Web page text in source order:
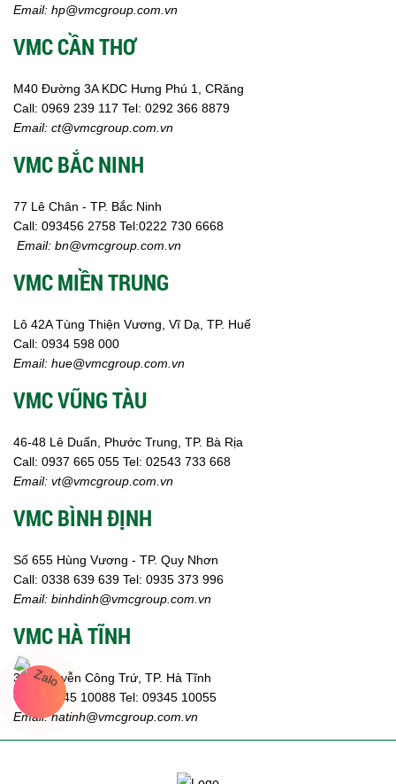
Email: hp@vmcgroup.com.vn
VMC CẦN THƠ
M40 Đường 3A KDC Hưng Phú 1, CRăng
Call: 0969 239 117 Tel: 0292 366 8879
Email: ct@vmcgroup.com.vn
VMC BẮC NINH
77 Lê Chân - TP. Bắc Ninh
Call: 093456 2758 Tel:0222 730 6668
Email: bn@vmcgroup.com.vn
VMC MIỀN TRUNG
Lô 42A Tùng Thiện Vương, Vĩ Dạ, TP. Huế
Call: 0934 598 000
Email: hue@vmcgroup.com.vn
VMC VŨNG TÀU
46-48 Lê Duẩn, Phước Trung, TP. Bà Rịa
Call: 0937 665 055 Tel: 02543 733 668
Email: vt@vmcgroup.com.vn
VMC BÌNH ĐỊNH
Số 655 Hùng Vương - TP. Quy Nhơn
Call: 0338 639 639 Tel: 0935 373 996
Email: binhdinh@vmcgroup.com.vn
VMC HÀ TĨNH
359 Nguyễn Công Trứ, TP. Hà Tĩnh
Call:
09345 10088 Tel: 09345 10055
Email: hatinh@vmcgroup.com.vn